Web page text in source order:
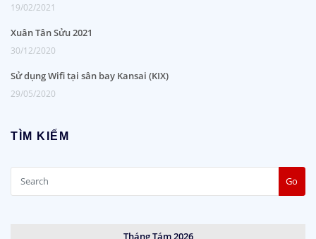
19/02/2021
Xuân Tân Sửu 2021
30/12/2020
Sử dụng Wifi tại sân bay Kansai (KIX)
29/05/2020
TÌM KIẾM
Go
Tháng Tám 2026